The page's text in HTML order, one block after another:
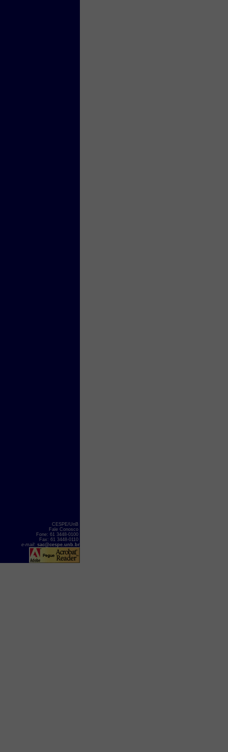
CESPE/UnB
Fale Conosco
Fone: 61 3448-0100
Fax: 61 3448-0110
e-mail: sac@cespe.unb.br